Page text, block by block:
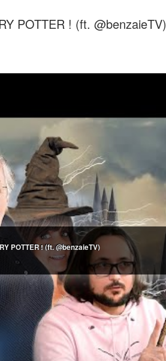
POTTER ! (ft. @benzaieTV)
POTTER ! (ft. @benzaieTV)